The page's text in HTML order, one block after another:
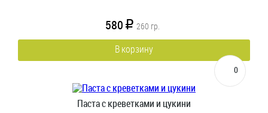
580 R 260 гр.
В корзину
0
Паста с креветками и цукини